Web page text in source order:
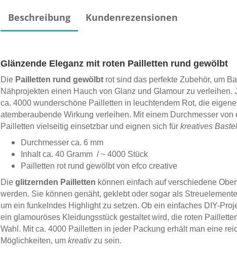
Beschreibung Kundenrezensionen
Glänzende Eleganz mit roten Pailletten rund gewölbt
Die Pailletten rund gewölbt rot sind das perfekte Zubehör, um
Nähprojekten einen Hauch von Glanz und Glamour zu verleihen.
ca. 4000 wunderschöne Pailletten in leuchtendem Rot, die
atemberaubende Wirkung verleihen. Mit einem Durchmesser von
Pailletten vielseitig einsetzbar und eignen sich für kreatives
Durchmesser ca. 6 mm
Inhalt ca. 40 Gramm / ~ 4000 Stück
Pailletten rot rund gewölbt von efco creative
Die glitzernden Pailletten können einfach auf verschiedene
werden. Sie können genäht, geklebt oder sogar als
um ein funkelndes Highlight zu setzen. Ob ein einfaches DIY-
ein glamouröses Kleidungsstück gestaltet wird, die roten
Wahl. Mit ca. 4000 Pailletten in jeder Packung erhält man eine
Möglichkeiten, um kreativzu sein.